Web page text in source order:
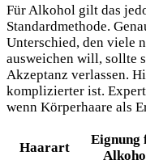
Für Alkohol gilt das
Standardmethode.
Unterschied, den viele
ausweichen will, sollte
Akzeptanz verlassen.
komplizierter ist.
wenn Körperhaare als
Haarart
Eignung